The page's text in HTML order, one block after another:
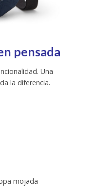
pensada
Una
la diferencia.
mojada